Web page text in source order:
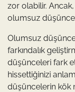
zor olabilir.
olumsuz düşünce
Olumsuz düşünce
farkındalık
düşünceleri fark
hissettiğinizi
düşüncelerin kök